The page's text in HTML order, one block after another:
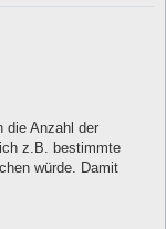
die Anzahl der
z.B. bestimmte
würde. Damit